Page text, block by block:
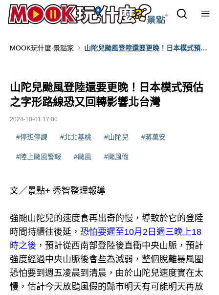
MOOK玩什麼‧景點家
山陀兒颱風登陸還要更晚！日本模式預估
山陀兒颱風登陸還要更晚！日本模式預估
之字形路線恐又回轉影響北台灣
2024-10-01 17:00
#停班停課 #北北基桃 #山陀兒 #蔣萬安
#陸上颱風警報 #颱風 #颱風假
文／景點+ 秀智整理報導
強颱山陀兒的速度食再出奇的慢，導致於它的登陸
時間持續往後延， 恐怕要遲至10月2日週三晚上18
時之後 ，預計從西南部登陸後直衝中央山脈，預計
強度經過中央山脈後會些為減弱，整個脫離暴風圈
恐怕要到週五凌晨到清晨，由於山陀兒速度實在太
慢，估計今天放颱風假的縣市明天有可能明天再放